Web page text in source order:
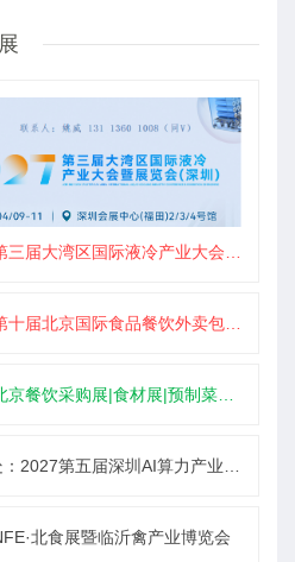
大湾区国际液冷产业大会暨展览会(定档深圳)
北京国际食品餐饮外卖包装展览会【定档5月】
餐饮采购展|食材展|预制菜展|调味品展
第五届深圳AI算力产业大会暨展览会
北食展暨临沂禽产业博览会